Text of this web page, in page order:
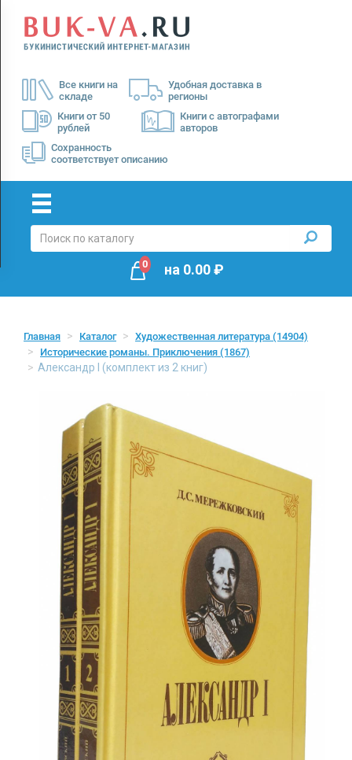
Все книги на
складе
Удобная доставка в
регионы
Книги от 50
рублей
Книги с автографами
авторов
Сохранность
соответствует описанию
Menu
Доставка
Оплата
0 на 0.00₽
Главная Каталог Художественная литература (14904)
Исторические романы. Приключения (1867)
Александр I (комплект из 2 книг)